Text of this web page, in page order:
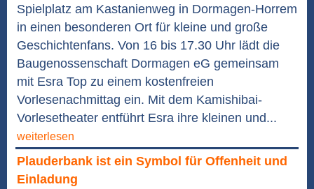
Spielplatz am Kastanienweg in Dormagen-Horrem
in einen besonderen Ort für kleine und große
Geschichtenfans. Von 16 bis 17.30 Uhr lädt die
Baugenossenschaft Dormagen eG gemeinsam
mit Esra Top zu einem kostenfreien
Vorlesenachmittag ein. Mit dem Kamishibai-
Vorlesetheater entführt Esra ihre kleinen und...
weiterlesen
Plauderbank ist ein Symbol für Offenheit und
Einladung